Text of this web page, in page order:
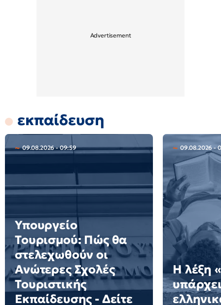
εκπαίδευση
09.08.2026 - 09:59
Υπουργείο
Τουρισμού: Πώς θα
στελεχωθούν οι
Ανώτερες Σχολές
Τουριστικής
Εκπαίδευσης - Δείτε
09.08.2026 -
Η λέξη